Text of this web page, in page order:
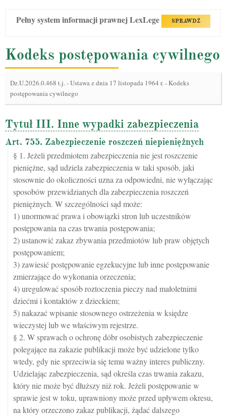
Pełny system informacji prawnej LexLege SPRAWDŹ
Kodeks postępowania cywilnego
Dz.U.2026.0.468 t.j.-Ustawa z dnia 17 listopada 1964 r. - Kodeks
postępowania cywilnego
Tytuł III. Inne wypadki zabezpieczenia
Art. 755. Zabezpieczenie roszczeń niepieniężnych
§ 1. Jeżeli przedmiotem zabezpieczenia nie jest roszczenie
pieniężne, sąd udziela zabezpieczenia w taki sposób, jaki
stosownie do okoliczności uzna za odpowiedni, nie wyłączając
sposobów przewidzianych dla zabezpieczenia roszczeń
pieniężnych. W szczególności sąd może:
1) unormować prawa i obowiązki stron lub uczestników
postępowania na czas trwania postępowania;
2) ustanowić zakaz zbywania przedmiotów lub praw objętych
postępowaniem;
3) zawiesić postępowanie egzekucyjne lub inne postępowanie
zmierzające do wykonania orzeczenia;
4) uregulować sposób roztoczenia pieczy nad małoletnimi
dziećmi i kontaktów z dzieckiem;
5) nakazać wpisanie stosownego ostrzeżenia w księdze
wieczystej lub we właściwym rejestrze.
§ 2. W sprawach o ochronę dóbr osobistych zabezpieczenie
polegające na zakazie publikacji może być udzielone tylko
wtedy, gdy nie sprzeciwia się temu ważny interes publiczny.
Udzielając zabezpieczenia, sąd określa czas trwania zakazu,
który nie może być dłuższy niż rok. Jeżeli postępowanie w
sprawie jest w toku, uprawniony może przed upływem okresu,
na który orzeczono zakaz publikacji, żądać dalszego